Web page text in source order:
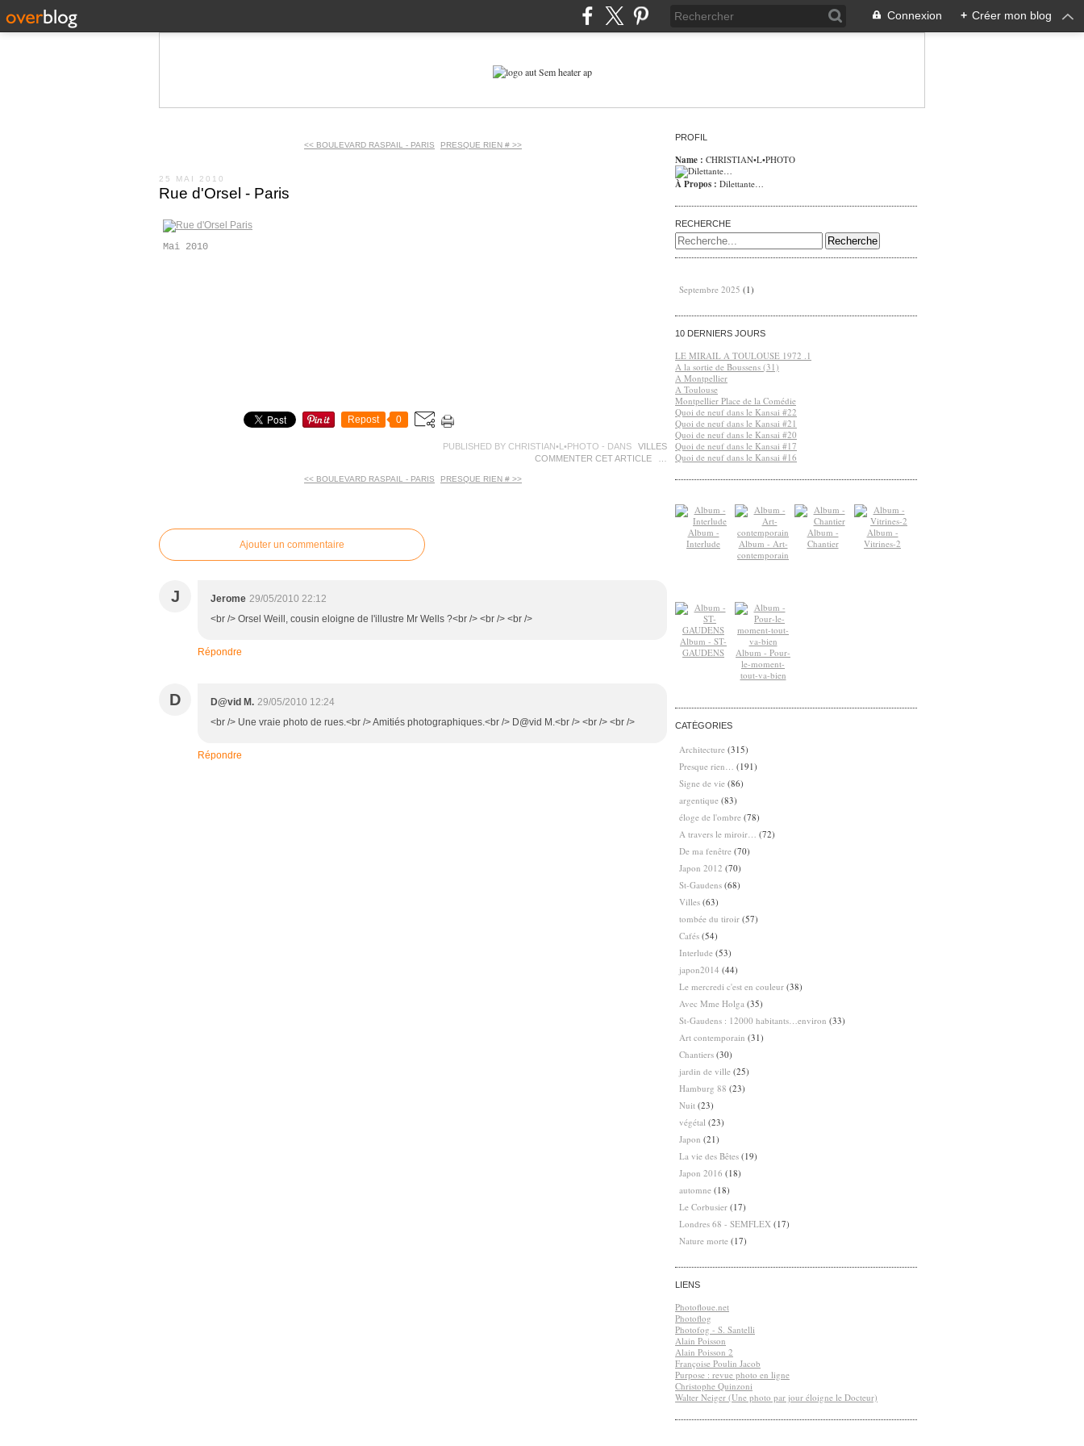
Connexion + Créer mon blog
<< BOULEVARD RASPAIL - PARIS PRESQUE RIEN # >>
25 MAI 2010
Rue d'Orsel - Paris
Mai 2010
Repost 0
PUBLISHED BY CHRISTIAN•L•PHOTO - DANS
VILLES
COMMENTER CET ARTICLE
<< BOULEVARD RASPAIL - PARIS PRESQUE RIEN # >>
Ajouter un commentaire
J Jerome 29/05/2010 22:12
<br /> Orsel Weill, cousin eloigne de l'illustre Mr Wells ?<br /> <br /> <br />
Répondre
D D@vid M. 29/05/2010 12:24
<br /> Une vraie photo de rues.<br /> Amitiés photographiques.<br /> D@vid M.<br /> <br /> <br />
Répondre
PROFIL
Name : CHRISTIAN•L•PHOTO
À Propos : Dilettante…
RECHERCHE
Septembre 2025 (1)
10 DERNIERS JOURS
LE MIRAIL A TOULOUSE 1972 .1
A la sortie de Boussens (31)
A Montpellier
A Toulouse
Montpellier Place de la Comédie
Quoi de neuf dans le Kansai #22
Quoi de neuf dans le Kansai #21
Quoi de neuf dans le Kansai #20
Quoi de neuf dans le Kansai #17
Quoi de neuf dans le Kansai #16
Album -
Interlude
Album - Art-
contemporain
Album -
Chantier
Album -
Vitrines-2
Album - ST-
GAUDENS
Album - Pour-
le-moment-
tout-va-bien
CATÉGORIES
Architecture (315)
Presque rien…
(191)
Signe de vie (86)
argentique (83)
éloge de l'ombre (78)
A travers le miroir…
(72)
De ma fenêtre (70)
Japon 2012 (70)
St-Gaudens (68)
Villes (63)
tombée du tiroir (57)
Cafés (54)
Interlude (53)
japon2014 (44)
Le mercredi c'est en couleur (38)
Avec Mme Holga (35)
St-Gaudens : 12000 habitants…environ (33)
Art contemporain (31)
Chantiers (30)
jardin de ville (25)
Hamburg 88 (23)
Nuit (23)
végétal (23)
Japon (21)
La vie des Bêtes (19)
Japon 2016 (18)
automne (18)
Le Corbusier (17)
Londres 68 - SEMFLEX (17)
Nature morte (17)
LIENS
Photofloue.net
Photoflog
Photofog - S. Santelli
Alain Poisson
Alain Poisson 2
Françoise Poulin Jacob
Purpose : revue photo en ligne
Christophe Quinzoni
Walter Neiger (Une photo par jour éloigne le Docteur)